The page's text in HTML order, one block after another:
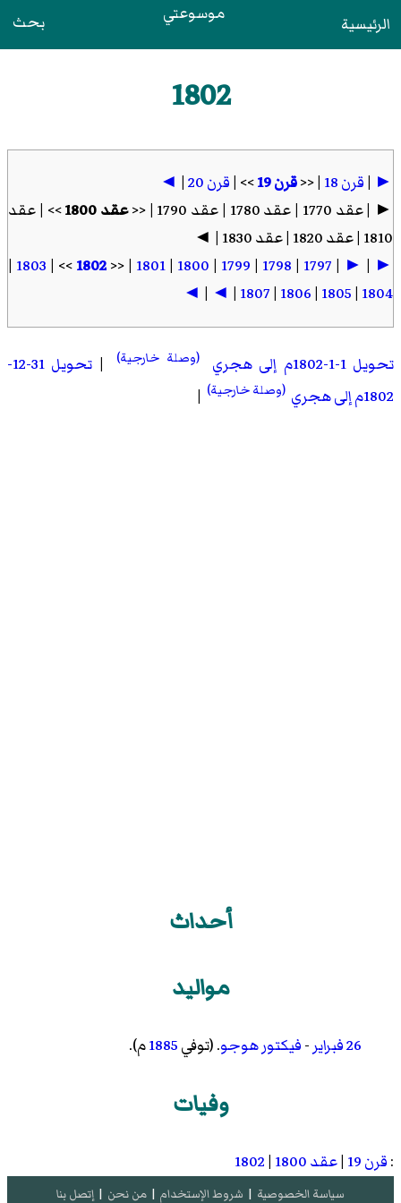
الرئيسية موسوعتي بحث
1802
►
|قرن 18 | <<قرن 19 >> |قرن 20 |
◄
► | عقد 1770 | عقد 1780 | عقد 1790 | <<
عقد 1800
>> | عقد
1810 | عقد 1820 | عقد 1830 | ◄
►
|
►
|
1797
|
1798
|
1799
|
1800
|
1801
| <<
1802
>> |
1803
|
1804
|
1805
|
1806
|
1807
|
◄
|
◄
تحويل 1-1-1802م إلى هجري (وصلة خارجية) |
تحويل 31-12-
1802م إلى هجري
(وصلة خارجية) |
أحداث
مواليد
26 فبراير -فيكتور هوجو. (توفي1885م).
وفيات
:قرن 19 |عقد 1800 |
1802
سياسة الخصوصية | شروط الإستخدام | من نحن | إتصل بنا